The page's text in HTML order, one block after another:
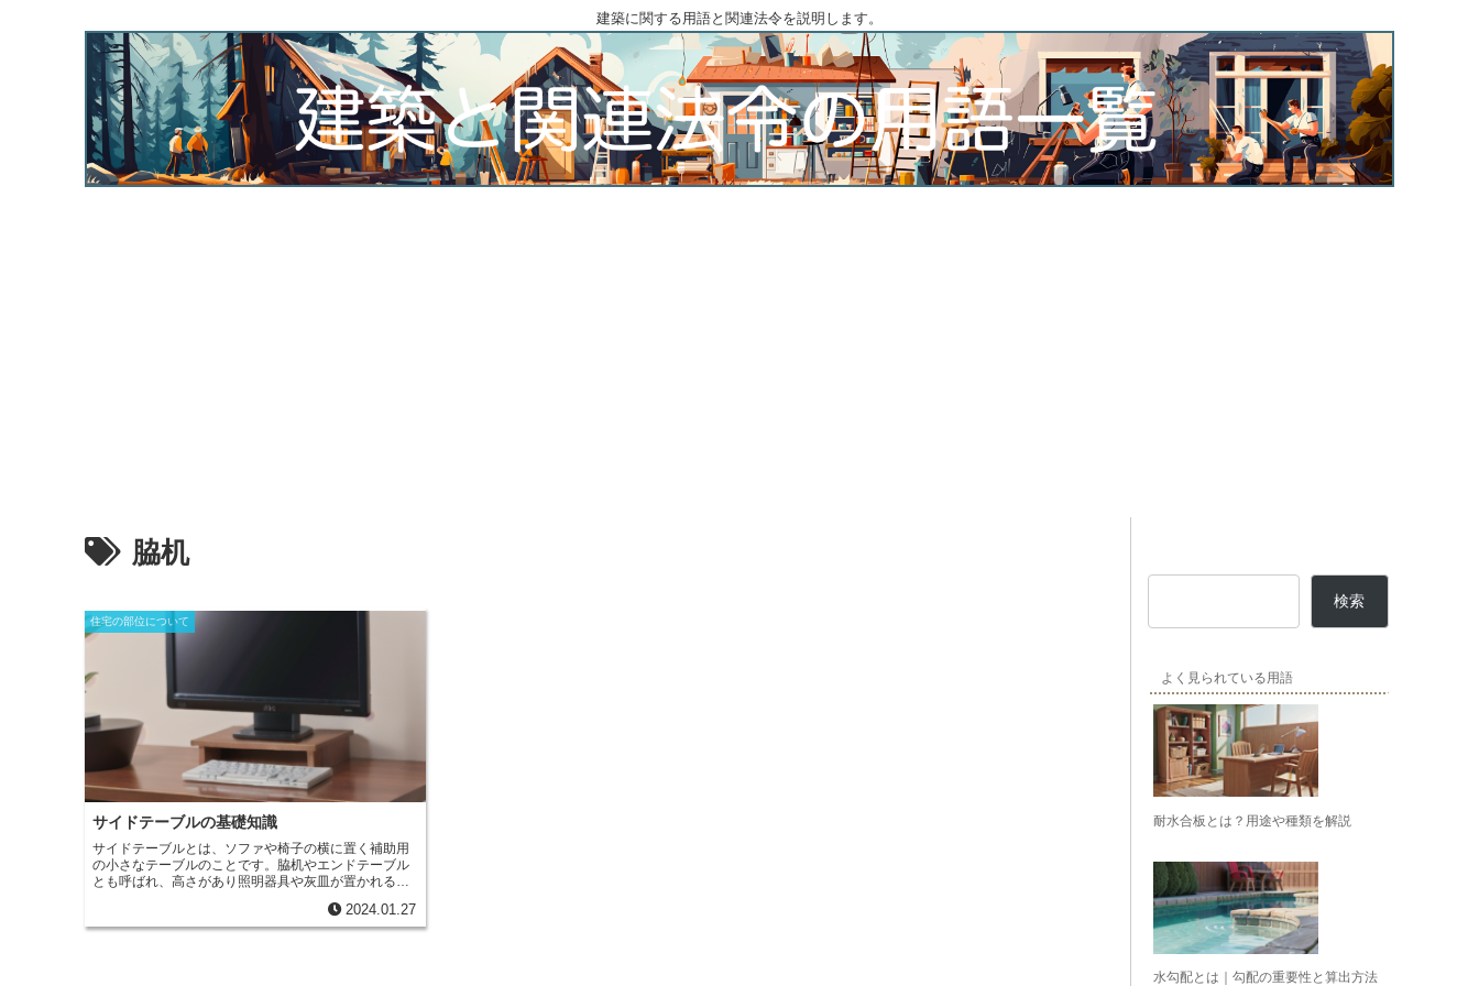
建築に関する用語と関連法令を説明します。
脇机
住宅の部位について
サイドテーブルの基礎知識
サイドテーブルとは、ソファや椅子の横に置く補助用
の小さなテーブルのことです。 脇机やエンドテーブル
とも呼ばれ、高さがあり照明器具や灰皿が置かれるこ
ンテーブルの脇に置かれることもあります。本や目覚
まし時計、飲み物などを置くなど、小物類を収納でき
2024.01.27
検索
よく見られている用語
耐水合板とは？用途や種類を解説
水勾配とは｜勾配の重要性と算出方法